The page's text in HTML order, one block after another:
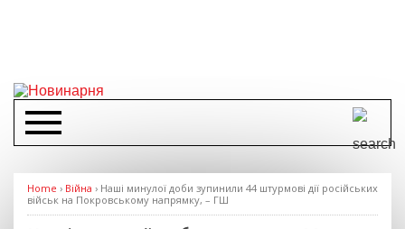
Home › Війна › Наші минулої доби зупинили 44 штурмові дії російських
військ на Покровському напрямку, – ГШ